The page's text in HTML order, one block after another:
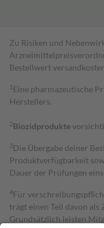
Zu Risiken und
Bestell­wert
1 Eine pharmazeutische
Herstellers.
2Biozidprodukte
3Die Übergabe deiner
Produktverfügbarkeit
Dauer der Prüfungen
4Für
trägt einen Teil davon als
Grundsätzlich leisten